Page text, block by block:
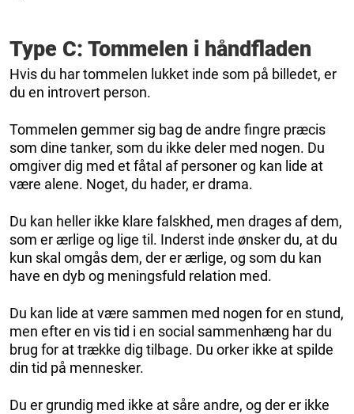
Type C: Tommelen i håndfladen
Hvis du har tommelen lukket inde som på billedet, er
du en introvert person.
Tommelen gemmer sig bag de andre fingre præcis
som dine tanker, som du ikke deler med nogen. Du
omgiver dig med et fåtal af personer og kan lide at
være alene. Noget, du hader, er drama.
Du kan heller ikke klare falskhed, men drages af dem,
som er ærlige og lige til. Inderst inde ønsker du, at du
kun skal omgås dem, der er ærlige, og som du kan
have en dyb og meningsfuld relation med.
Du kan lide at være sammen med nogen for en stund,
men efter en vis tid i en social sammenhæng har du
brug for at trække dig tilbage. Du orker ikke at spilde
din tid på mennesker.
Du er grundig med ikke at såre andre, og der er ikke